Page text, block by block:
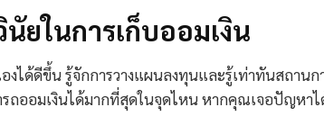
ยในการเก็บออมเงิน
องได้ดีขึ้น รู้จักการวางแผนลงทุนและรู้เท่าทันสถาน
ถออมเงินได้มากที่สุดในจุดไหน หากคุณเจอปัญหา